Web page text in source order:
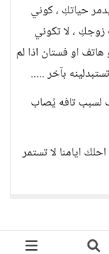
حياتكِ ، كوني
، لا تكوني
او فستان اذا لم
بآخر .....
لسبب تافه يُصاب
ايامنا لا تستمر